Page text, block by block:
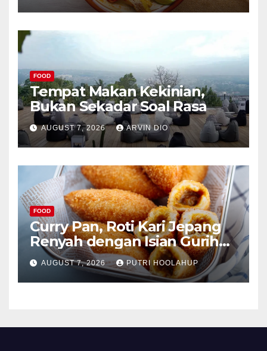
FOOD
Tempat Makan Kekinian,
Bukan Sekadar Soal Rasa
AUGUST 7, 2026 ARVIN DIO
FOOD
Curry Pan, Roti Kari Jepang
Renyah dengan Isian Gurih
Menggoda
AUGUST 7, 2026 PUTRI HOOLAHUP